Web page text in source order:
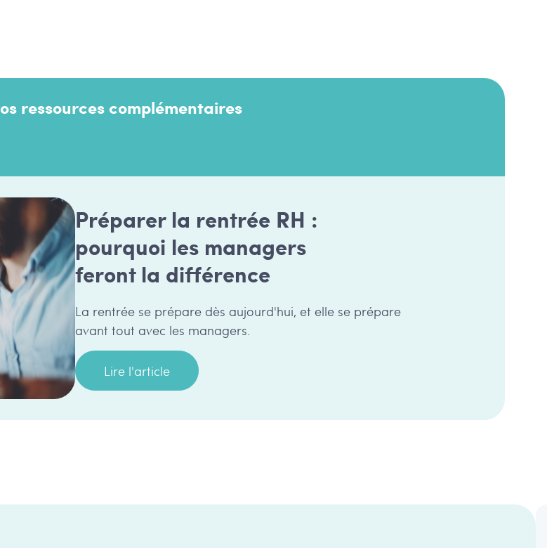
ressources complémentaires
Préparer la rentrée RH :
pourquoi les managers
feront la différence
La rentrée se prépare dès aujourd'hui, et elle se prépare
avant tout avec les managers.
Lire l'article